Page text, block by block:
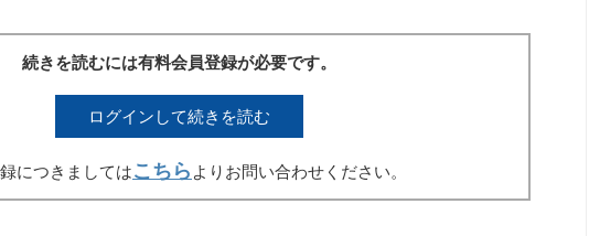
続きを読むには有料会員登録が必要です。
ログインして続きを読む
につきましてはこちら よりお問い合わせください。